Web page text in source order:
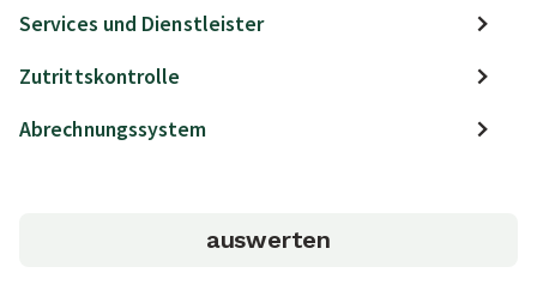
Services und Dienstleister
Zutrittskontrolle
Abrechnungssystem
auswerten